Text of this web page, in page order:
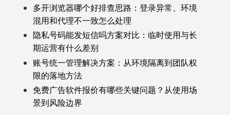
多开浏览器哪个好排查思路：登录异常、环境
混用和代理不一致怎么处理
隐私号码能发短信吗方案对比：临时使用与长
期运营有什么差别
账号统一管理解决方案：从环境隔离到团队权
限的落地方法
免费广告软件报价有哪些关键问题？从使用场
景到风险边界